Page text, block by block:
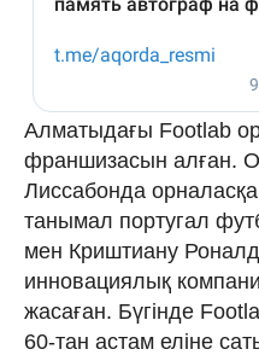
Алматыдағы Footlab
франшизасын алған.
Лиссабонда
танымал португал
мен Криштиану
инновациялық
жасаған. Бүгінде
60-тан астам еліне